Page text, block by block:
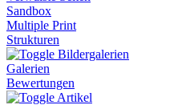
Sandbox
Multiple Print
Strukturen
Bildergalerien
Galerien
Bewertungen
Artikel